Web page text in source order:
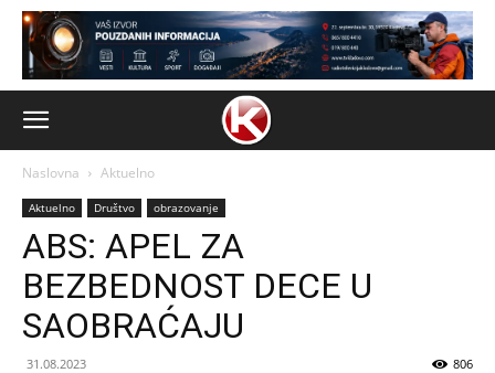
Naslovna Aktuelno
Aktuelno Društvo obrazovanje
ABS: APEL ZA
BEZBEDNOST DECE U
SAOBRAĆAJU
31.08.2023 806